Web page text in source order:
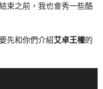
束之前，我也會秀一些酷
先和你們介紹艾卓王權的